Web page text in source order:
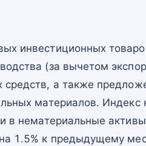
инвестиционных
(за вычетом
а также
материалов. Индекс
в нематериальные
1.5% к предыдущему